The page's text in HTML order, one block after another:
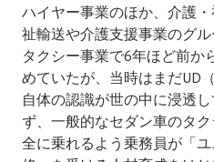
ハイヤー事業のほか、介護
祉輸送や介護支援事業のグル
タクシー事業で6年ほど前か
めていたが、当時はまだUD
自体の認識が世の中に浸透
ず、一般的なセダン車のタ
全に乗れるよう乗務員が「